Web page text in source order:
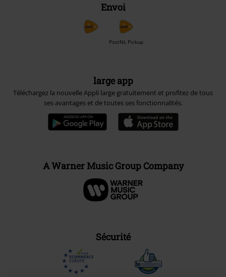
Envoi
PostNL Pickup
large app
Téléchargez la nouvelle Appli large gratuitement et profitez de tous
ses avantages et de toutes ses fonctionnalités.
A Warner Music Group Company
Sécurité